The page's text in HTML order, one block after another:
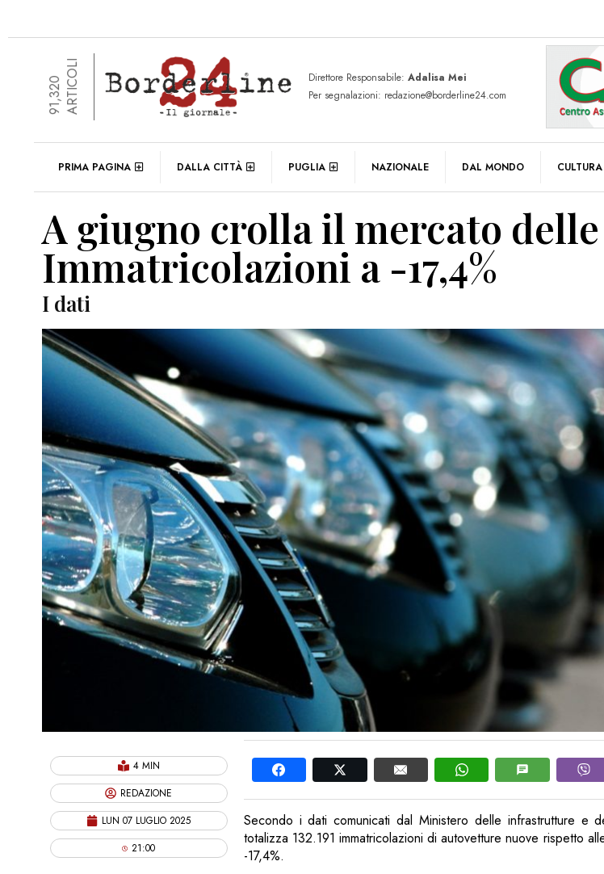
91,320ARTICOLI Direttore Responsabile: Adalisa Mei
Per segnalazioni: redazione@borderline24.com
PRIMA PAGINA DALLA CITTÀ PUGLIA NAZIONALE DAL MONDO CULTURA
A giugno crolla il mercato
Immatricolazioni a -17,4%
I dati
4 MIN
REDAZIONE
LUN 07 LUGLIO 2025
21:00
Secondo i dati comunicati dal Ministero delle infrastrutture e
totalizza 132.191 immatricolazioni di autovetture nuove rispetto
-17,4%.